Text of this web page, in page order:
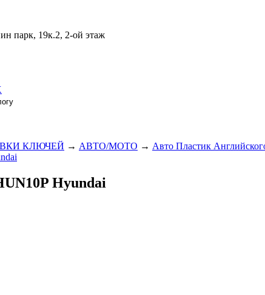
парк, 19к.2, 2-ой этаж
КЛЮЧЕЙ → ABTO/МОТО → Авто Пластик
Hyundai